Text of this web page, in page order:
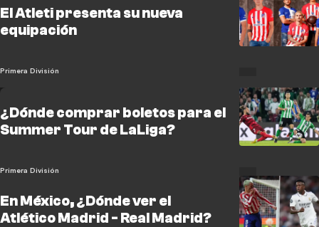
El Atleti presenta su nueva
equipación
Primera División
¿Dónde comprar boletos para el
Summer Tour de LaLiga?
Primera División
En México, ¿Dónde ver el
Atlético Madrid - Real Madrid?